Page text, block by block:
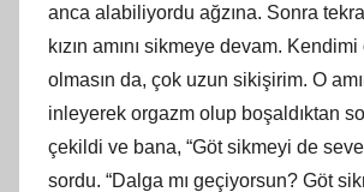
anca alabiliyordu ağzına. Sonra
kızın amını sikmeye devam.
olmasın da, çok uzun sikişirim. O am
inleyerek orgazm olup boşaldıktan
çekildi ve bana, “Göt sikmeyi de
sordu. “Dalga mı geçiyorsun? Göt